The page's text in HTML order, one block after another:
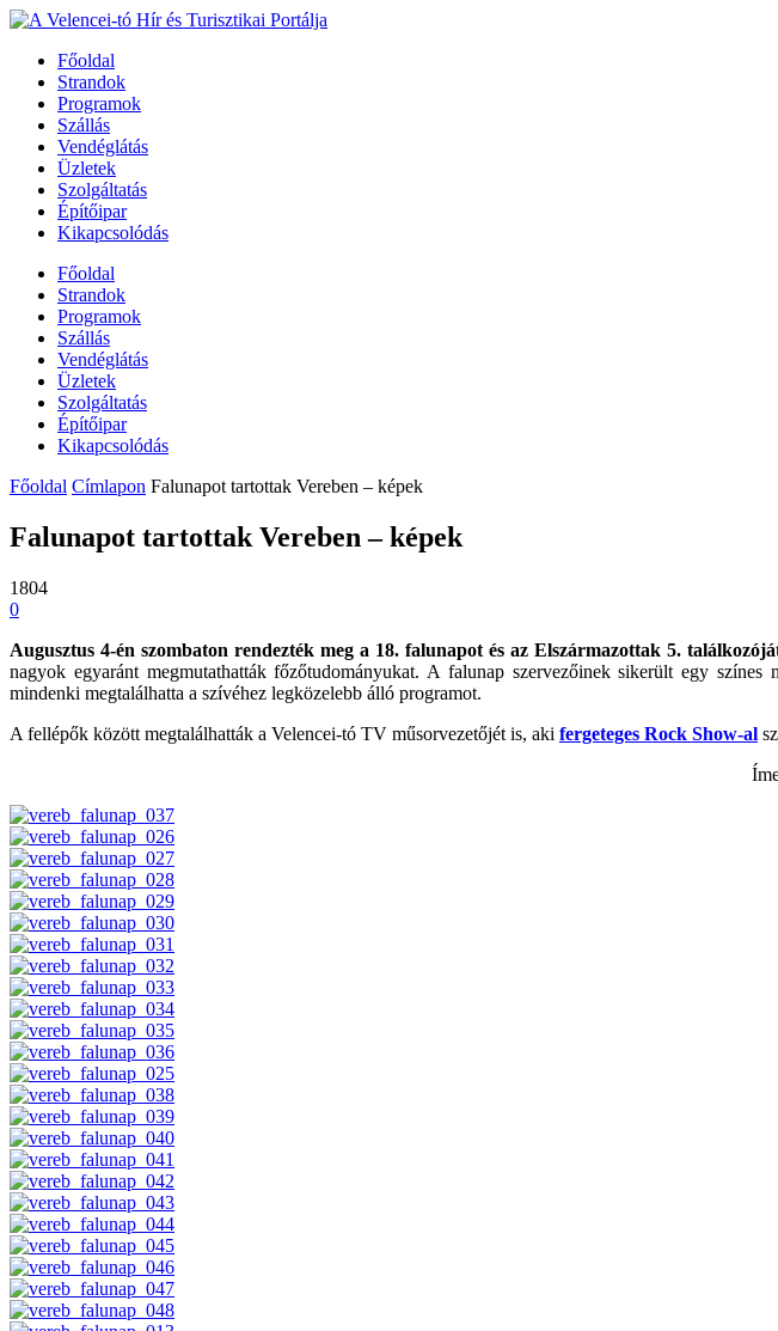
Főoldal
Strandok
Programok
Szállás
Vendéglátás
Üzletek
Szolgáltatás
Építőipar
Kikapcsolódás
Főoldal
Strandok
Programok
Szállás
Vendéglátás
Üzletek
Szolgáltatás
Építőipar
Kikapcsolódás
Főoldal Címlapon Falunapot tartottak Vereben – képek
Falunapot tartottak Vereben – képek
1804
0
Augusztus 4-én szombaton rendezték meg a 18. falunapot és az Elszármazottak 5.
nagyok egyaránt megmutathatták főzőtudományukat. A falunap szervezőinek sikerült egy
mindenki megtalálhatta a szívéhez legközelebb álló programot.
A fellépők között megtalálhatták a Velencei-tó TV műsorvezetőjét is, aki fergeteges Rock Show-al